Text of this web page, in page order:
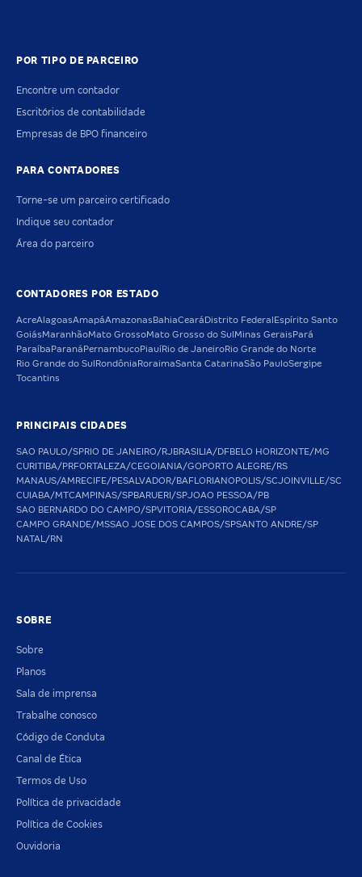
POR TIPO DE PARCEIRO
Encontre um contador
Escritórios de contabilidade
Empresas de BPO financeiro
PARA CONTADORES
Torne-se um parceiro certificado
Indique seu contador
Área do parceiro
CONTADORES POR ESTADO
AcreAlagoasAmapáAmazonas BahiaCeará Distrito Federal Espírito Santo
GoiásMaranhãoMato GrossoMato Grosso do Sul Minas Gerais Pará
Paraíba Paraná PernambucoPiauíRio de JaneiroRio Grande do Norte
Rio Grande do Sul Rondônia RoraimaSanta CatarinaSão PauloSergipe
Tocantins
PRINCIPAIS CIDADES
SAO PAULO/SPRIO DE JANEIRO/RJBRASILIA/DFBELO HORIZONTE/MG
CURITIBA/PRFORTALEZA/CEGOIANIA/GOPORTO ALEGRE/RS
MANAUS/AMRECIFE/PESALVADOR/BAFLORIANOPOLIS/SCJOINVILLE/SC
CUIABA/MTCAMPINAS/SPBARUERI/SPJOAO PESSOA/PB
SAO BERNARDO DO CAMPO/SPVITORIA/ESSOROCABA/SP
CAMPO GRANDE/MSSAO JOSE DOS CAMPOS/SPSANTO ANDRE/SP
NATAL/RN
SOBRE
Sobre
Planos
Sala de imprensa
Trabalhe conosco
Código de Conduta
Canal de Ética
Termos de Uso
Política de privacidade
Política de Cookies
Ouvidoria